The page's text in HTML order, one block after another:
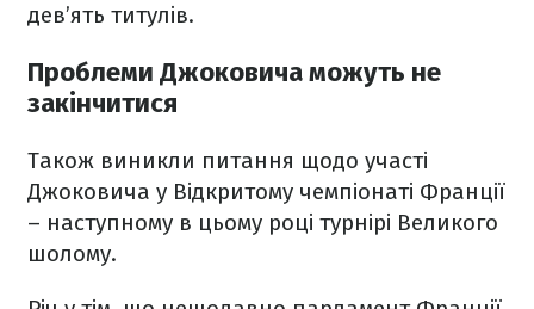
дев’ять титулів.
Проблеми Джоковича можуть не
закінчитися
Також виникли питання щодо участі
Джоковича у Відкритому чемпіонаті Франції
– наступному в цьому році турнірі Великого
шолому.